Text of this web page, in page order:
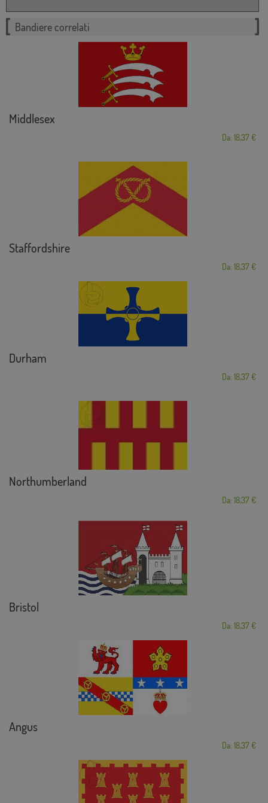
Bandiere correlati
Middlesex
Da: 18,37 €
Staffordshire
Da: 18,37 €
Durham
Da: 18,37 €
Northumberland
Da: 18,37 €
Bristol
Da: 18,37 €
Angus
Da: 18,37 €